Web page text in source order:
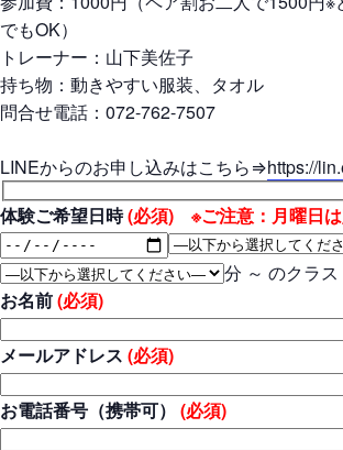
でもOK）
トレーナー：山下美佐子
持ち物：動きやすい服装、タオル
問合せ電話：072-762-7507
LINEからのお申し込みはこちら⇒https://
体験ご希望日時(必須) ※ご注意：月曜日
分 ～ のクラス
お名前(必須)
メールアドレス (必須)
お電話番号（携帯可） (必須)